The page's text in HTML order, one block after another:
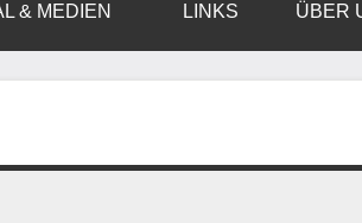
& MEDIEN LINKS ÜBER